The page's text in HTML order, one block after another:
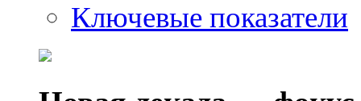
Ключевые показатели